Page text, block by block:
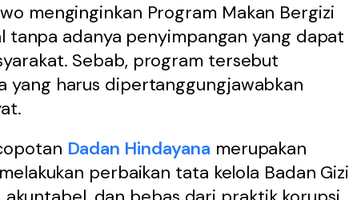
menginginkan Program Makan Bergizi
tanpa adanya penyimpangan yang dapat
Sebab, program tersebut
yang harus dipertanggungjawabkan
Dadan Hindayana merupakan
perbaikan tata kelola Badan Gizi